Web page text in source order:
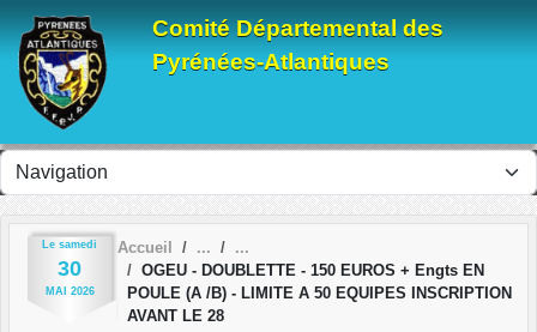
Comité Départemental des
Pyrénées-Atlantiques
Le samedi
30
MAI 2026
Accueil
OGEU - DOUBLETTE - 150 EUROS + Engts EN
POULE (A /B) - LIMITE A 50 EQUIPES INSCRIPTION
AVANT LE 28
Panneau de gestion des cookies